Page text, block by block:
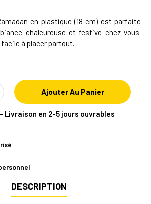
en plastique (18 cm) est parfaite
chaleureuse et festive chez vous.
à placer partout.
Ajouter Au Panier
Livraison en 2-5 jours ouvrables
DESCRIPTION